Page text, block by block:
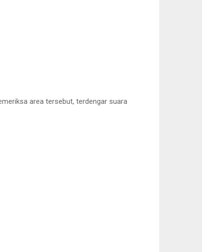
area tersebut, terdengar suara